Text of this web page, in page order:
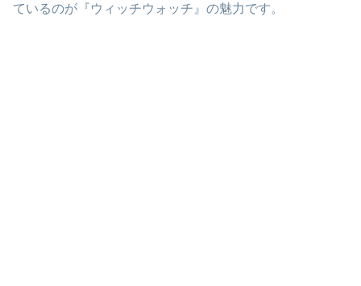
ているのが『ウィッチウォッチ』の魅力です。